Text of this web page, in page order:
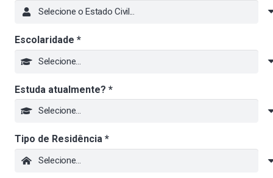
Escolaridade *
Estuda atualmente? *
Tipo de Residência *